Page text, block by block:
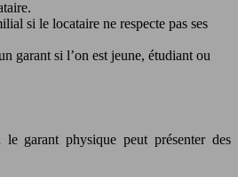
si le locataire ne respecte pas ses
garant si l’on est jeune, étudiant ou
garant physique peut présenter des